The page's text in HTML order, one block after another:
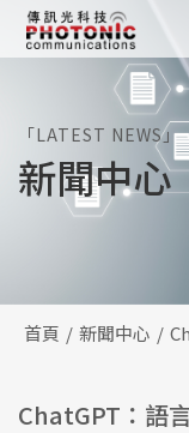
「LATEST NEWS」
新聞中心
首頁 新聞中心
ChatGPT：語